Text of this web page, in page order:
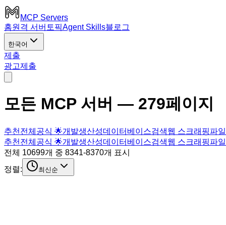
MCP Servers
홈원격 서버 토픽Agent Skills블로그
한국어
제출
광고제출
모든 MCP 서버 — 279페이지
추천 전체 공식 🌟개발생산성데이터베이스검색웹 스크래핑파
추천 전체 공식 🌟개발생산성데이터베이스검색웹 스크래핑파
전체 10699개 중 8341-8370개 표시
정렬:
최신순